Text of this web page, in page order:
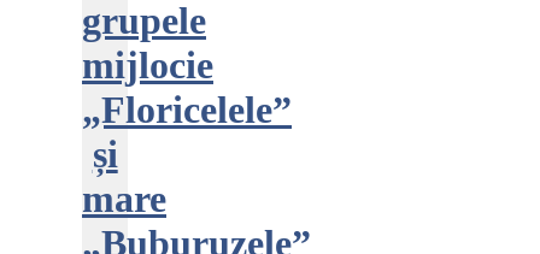
grupele
mijlocie
„Floricelele”
și
mare
„Buburuzele”